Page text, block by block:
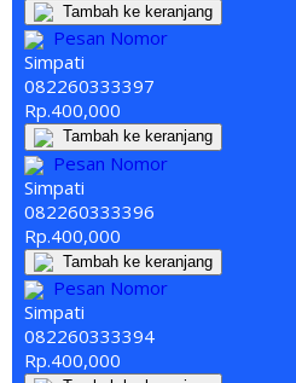
Tambah ke keranjang
Pesan Nomor
Simpati
082260333397
Rp.400,000
Tambah ke keranjang
Pesan Nomor
Simpati
082260333396
Rp.400,000
Tambah ke keranjang
Pesan Nomor
Simpati
082260333394
Rp.400,000